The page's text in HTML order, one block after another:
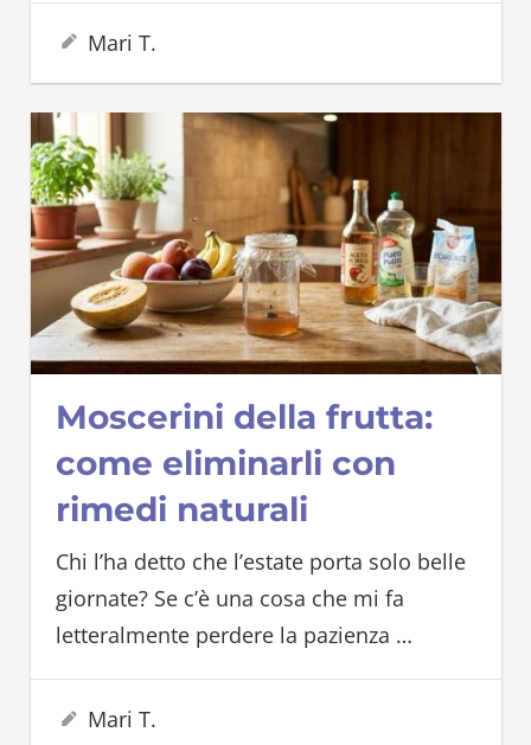
19 Giugno 2026
Mari T.
Moscerini della frutta:
come eliminarli con
rimedi naturali
Chi l’ha detto che l’estate porta solo belle
giornate? Se c’è una cosa che mi fa
letteralmente perdere la pazienza …
19 Giugno 2026
Mari T.